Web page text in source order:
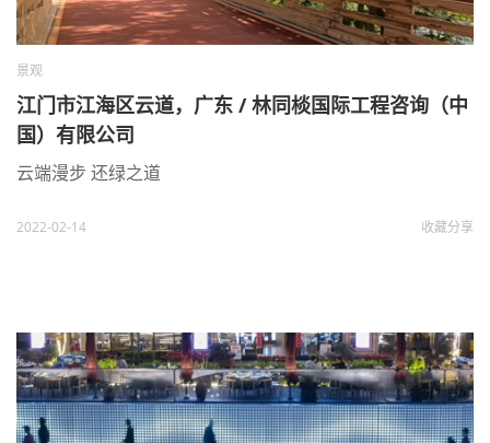
景观
江门市江海区云道，广东 / 林同棪国际工程咨询（中
国）有限公司
云端漫步 还绿之道
2022-02-14 收藏分享